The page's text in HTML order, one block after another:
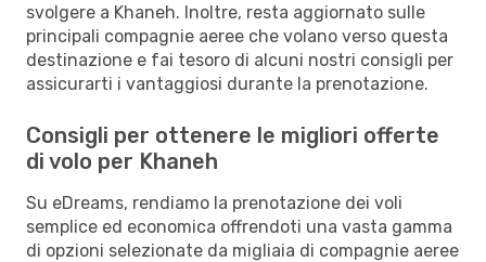
svolgere a Khaneh. Inoltre, resta aggiornato sulle
principali compagnie aeree che volano verso questa
destinazione e fai tesoro di alcuni nostri consigli per
assicurarti i vantaggiosi durante la prenotazione.
Consigli per ottenere le migliori offerte
di volo per Khaneh
Su eDreams, rendiamo la prenotazione dei voli
semplice ed economica offrendoti una vasta gamma
di opzioni selezionate da migliaia di compagnie aeree